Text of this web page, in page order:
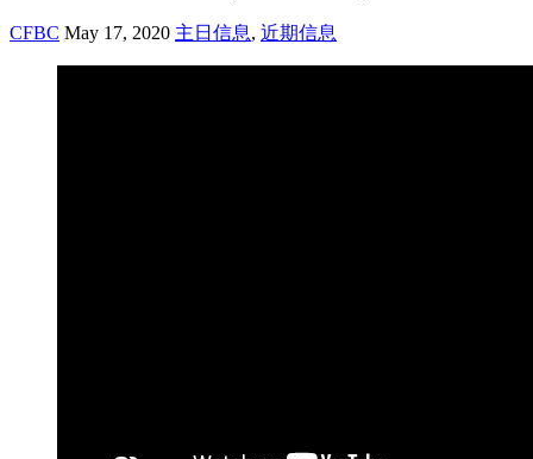
CFBC May 17, 2020 主日信息, 近期信息